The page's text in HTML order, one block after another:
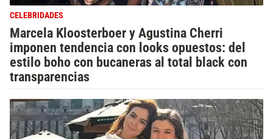
CELEBRIDADES
Marcela Kloosterboer y Agustina Cherri
imponen tendencia con looks opuestos: del
estilo boho con bucaneras al total black con
transparencias